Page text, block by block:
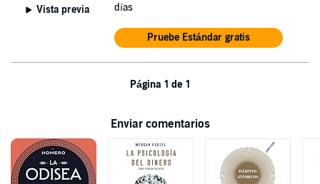
Vista previa
días
Pruebe Estándar gratis
Página 1 de 1
Enviar comentarios